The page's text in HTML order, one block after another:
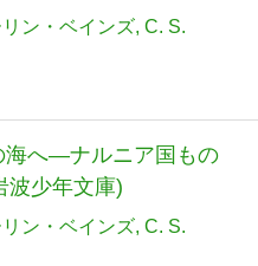
ン・ベインズ C. S.
海へ―ナルニア国もの
波少年文庫)
ン・ベインズ C. S.